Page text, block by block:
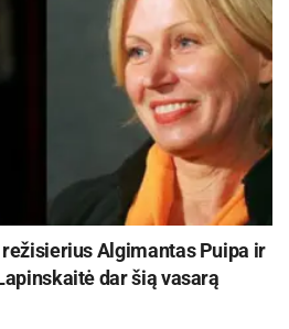
Algimantas Puipa ir
dar šią vasarą